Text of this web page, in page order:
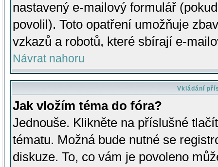
nastavený e-mailový formulář
povolil). Toto opatření umožňuje
vzkazů a robotů, které sbírají e-
Návrat nahoru
Vkládání
Jak vložím téma do fóra?
Jednouše. Klikněte na příslušné
tématu. Možná bude nutné se
diskuze. To, co vám je povoleno